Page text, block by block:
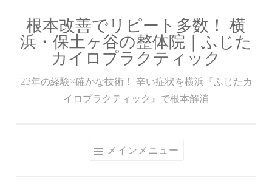
ン
根本改善でリピート多数！ 横
浜・保土ヶ谷の整体院｜ふじた
カイロプラクティック
23年の経験×確かな技術！ 辛い症状を横浜『ふじたカ
イロプラクティック』で根本解消
メインメニュー